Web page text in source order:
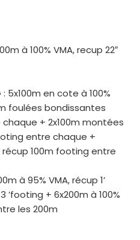
à 100% VMA, recup 22″
: 5x100m en cote à 100%
foulées bondissantes
+ 2x100m montées
entre chaque +
récup 100m footing entre
à 95% VMA, récup 1’
+ 6x200m à 100%
les 200m